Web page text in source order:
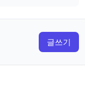
글쓰기